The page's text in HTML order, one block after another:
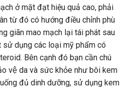
ở mặt đạt hiệu quả cao, phải
từ đó có hướng điều chỉnh phù
giãn mao mạch lại tái phát sau
dụng các loại mỹ phẩm có
Bên cạnh đó bạn cần chú
vệ da và sức khỏe như bôi kem
đủ dinh dưỡng, sử dụng kem